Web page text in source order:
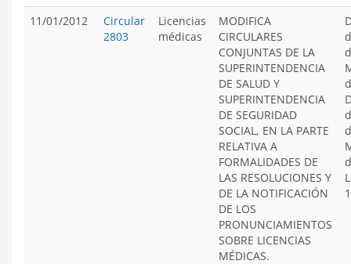
11/01/2012
Circular
2803
Licencias
médicas
MODIFICA
CIRCULARES
CONJUNTAS DE LA
SUPERINTENDENCIA
DE SALUD Y
SUPERINTENDENCIA
DE SEGURIDAD
SOCIAL, EN LA PARTE
RELATIVA A
FORMALIDADES DE
LAS RESOLUCIONES Y
DE LA NOTIFICACIÓN
DE LOS
PRONUNCIAMIENTOS
SOBRE LICENCIAS
MÉDICAS.